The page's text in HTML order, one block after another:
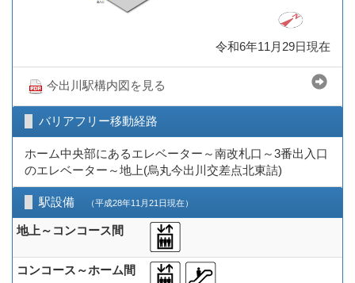
令和6年11月29日現在
今出川駅構内図を見る
バリアフリー移動経路
ホーム中央部にあるエレベーター～南改札口～3番出入口
のエレベーター～地上(烏丸今出川交差点北東詰)
駅設備 （平成28年11月21日現在）
地上～コンコース間
コンコース～ホーム間